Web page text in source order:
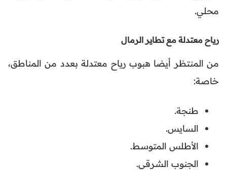
محلي.
رياح معتدلة مع تطاير الرمال
من المنتظر أيضا هبوب رياح معتدلة بعدد من المناطق،
خاصة:
طنجة.
السايس.
الأطلس المتوسط.
الجنوب الشرقي.